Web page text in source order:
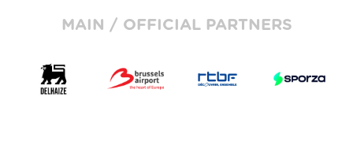
MAIN / OFFICIAL PARTNERS